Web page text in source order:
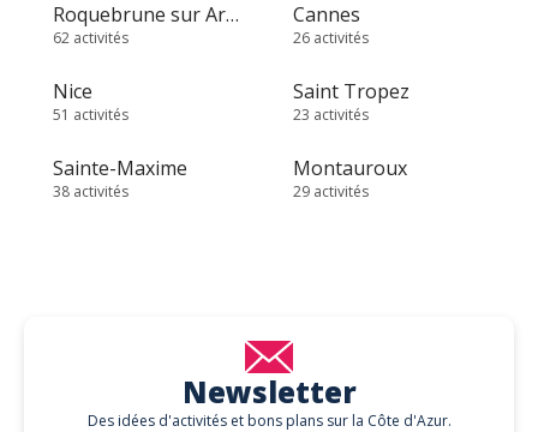
Roquebrune sur Argens
62 activités
Cannes
26 activités
Nice
51 activités
Saint Tropez
23 activités
Sainte-Maxime
38 activités
Montauroux
29 activités
Newsletter
Des idées d'activités et bons plans sur la Côte d'Azur.